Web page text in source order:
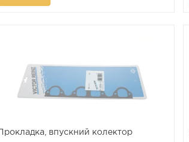
Прокладка, впускний колектор